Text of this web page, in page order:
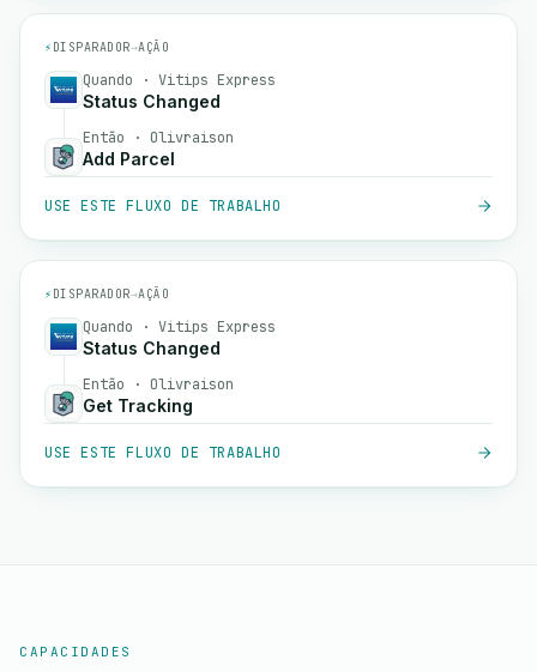
⚡ DISPARADOR→AÇÃO
Quando · Vitips Express
Status Changed
Então · Olivraison
Add Parcel
USE ESTE FLUXO DE TRABALHO
⚡ DISPARADOR→AÇÃO
Quando · Vitips Express
Status Changed
Então · Olivraison
Get Tracking
USE ESTE FLUXO DE TRABALHO
CAPACIDADES